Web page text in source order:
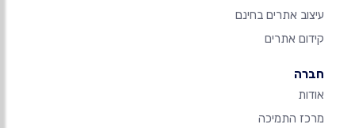
עיצוב אתרים בחינם
קידום אתרים
חברה
אודות
מרכז התמיכה